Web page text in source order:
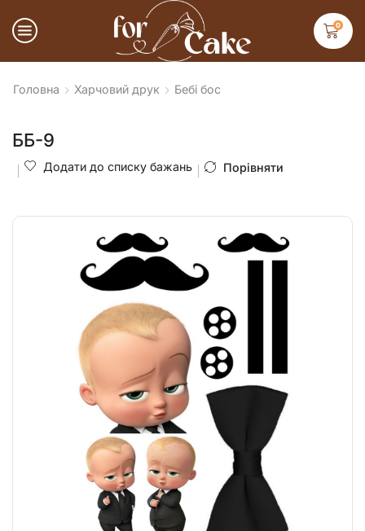
0
Головна Харчовий друк Бебі бос
ББ-9
Додати до списку бажань Порівняти